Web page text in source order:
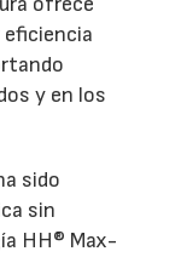
eficiencia
y en los
sido
sin
HH® Max-